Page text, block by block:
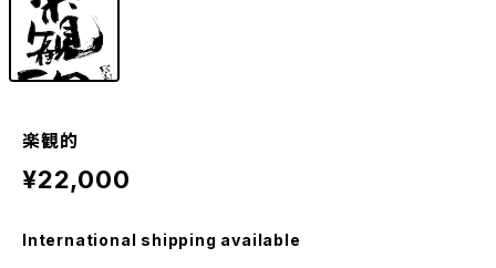
楽観的
¥22,000
International shipping available